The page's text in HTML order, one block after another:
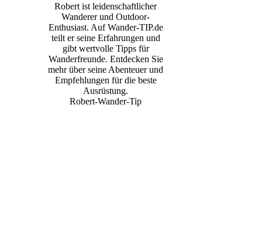
Robert ist leidenschaftlicher
Wanderer und Outdoor-
Enthusiast. Auf Wander-TIP.de
teilt er seine Erfahrungen und
gibt wertvolle Tipps für
Wanderfreunde. Entdecken Sie
mehr über seine Abenteuer und
Empfehlungen für die beste
Ausrüstung.
Robert-Wander-Tip